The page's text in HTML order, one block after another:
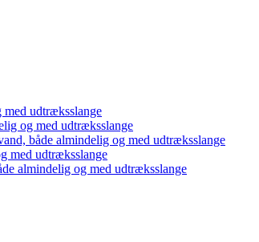
med udtræksslange
og med udtræksslange
både almindelig og med udtræksslange
med udtræksslange
almindelig og med udtræksslange